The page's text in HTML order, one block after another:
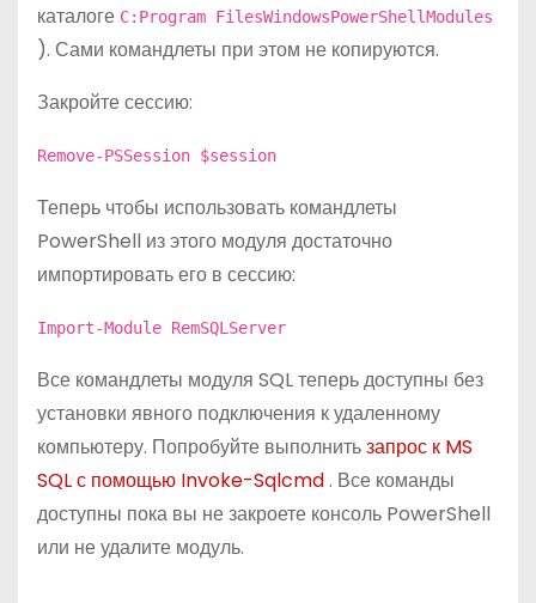
каталоге C:Program FilesWindowsPowerShellModules
). Сами командлеты при этом не копируются.
Закройте сессию:
Remove-PSSession $session
Теперь чтобы использовать командлеты
PowerShell из этого модуля достаточно
импортировать его в сессию:
Import-Module RemSQLServer
Все командлеты модуля SQL теперь доступны без
установки явного подключения к удаленному
компьютеру. Попробуйте выполнитьзапрос к MS
SQL с помощью Invoke-Sqlcmd. Все команды
доступны пока вы не закроете консоль PowerShell
или не удалите модуль.